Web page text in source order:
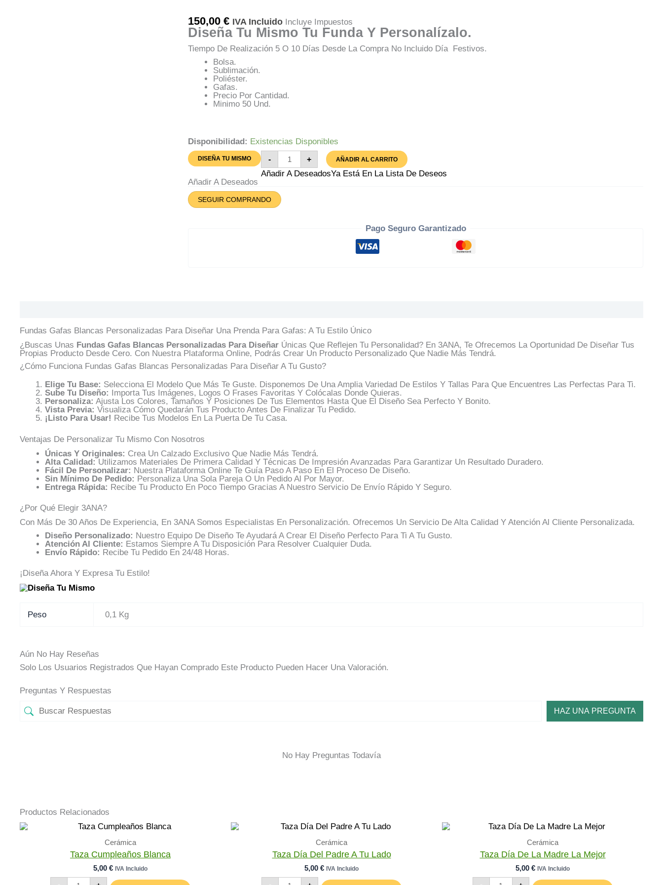
150,00€ IVA Incluido Incluye Impuestos
Diseña Tu Mismo Tu Funda Y Personalízalo.
Tiempo De Realización 5 O 10 Días Desde La Compra No Incluido Día Festivos.
Bolsa.
Sublimación.
Poliéster.
Gafas.
Precio Por Cantidad.
Minimo 50 Und.
Disponibilidad: Existencias Disponibles
-
Fundas
Gafas
Blancas
+ AÑADIR AL CARRITO
DISEÑA TU MISMO
Añadir A DeseadosYa Está En La Lista De Deseos
Añadir A Deseados
SEGUIR COMPRANDO
Pago Seguro Garantizado
Fundas Gafas Blancas Personalizadas Para Diseñar Una Prenda Para Gafas: A Tu Estilo Único
¿Buscas Unas Fundas Gafas Blancas Personalizadas Para Diseñar Únicas Que Reflejen Tu Personalidad? En 3ANA, Te Ofrecemos La Oportunidad De Diseñar Tus
Propias Producto Desde Cero. Con Nuestra Plataforma Online, Podrás Crear Un Producto Personalizado Que Nadie Más Tendrá.
¿Cómo Funciona Fundas Gafas Blancas Personalizadas Para Diseñar A Tu Gusto?
Elige Tu Base: Selecciona El Modelo Que Más Te Guste. Disponemos De Una Amplia Variedad De Estilos Y Tallas Para Que Encuentres Las Perfectas Para Ti.
Sube Tu Diseño:
Importa Tus Imágenes, Logos O Frases Favoritas Y Colócalas Donde Quieras.
Personaliza: Ajusta Los Colores, Tamaños Y Posiciones De Tus Elementos Hasta Que El Diseño Sea Perfecto Y Bonito.
Vista Previa: Visualiza Cómo Quedarán Tus Producto Antes De Finalizar Tu Pedido.
¡Listo Para Usar! Recibe Tus Modelos En La Puerta De Tu Casa.
Ventajas De Personalizar Tu Mismo Con Nosotros
Únicas Y Originales: Crea Un Calzado Exclusivo Que Nadie Más Tendrá.
Alta Calidad: Utilizamos Materiales De Primera Calidad Y Técnicas De Impresión Avanzadas Para Garantizar Un Resultado Duradero.
Fácil De Personalizar: Nuestra Plataforma Online Te Guía Paso A Paso En El Proceso De Diseño.
Sin Mínimo De Pedido: Personaliza Una Sola Pareja O Un Pedido Al Por Mayor.
Entrega Rápida: Recibe Tu Producto En Poco Tiempo Gracias A Nuestro Servicio De Envío Rápido Y Seguro.
¿Por Qué Elegir 3ANA?
Con Más De 30 Años De Experiencia, En 3ANA Somos Especialistas En Personalización. Ofrecemos Un Servicio De Alta Calidad Y Atención Al Cliente Personalizada.
Diseño Personalizado: Nuestro Equipo De Diseño Te Ayudará A Crear El Diseño Perfecto Para Ti A Tu Gusto.
Atención Al Cliente: Estamos Siempre A Tu Disposición Para Resolver Cualquier Duda.
Envío Rápido: Recibe Tu Pedido En 24/48 Horas.
¡Diseña Ahora Y Expresa Tu Estilo!
Peso 0,1 Kg
Aún No Hay Reseñas
Solo Los Usuarios Registrados Que Hayan Comprado Este Producto Pueden Hacer Una Valoración.
Preguntas Y Respuestas
HAZ UNA PREGUNTA
No Hay Preguntas Todavía
Productos Relacionados
Cerámica
Taza Cumpleaños Blanca
5,00 € IVA Incluido
Taza
Cerámica
Taza Día Del Padre A Tu Lado
5,00 € IVA Incluido
Taza
Cerámica
Taza Día De La Madre La Mejor
5,00 € IVA Incluido
Taza